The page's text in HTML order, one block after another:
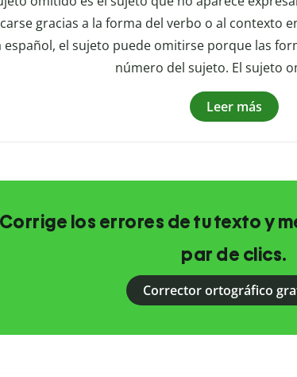
gracias a la forma del verbo o al contexto
español, el sujeto puede omitirse porque las
número del sujeto. El sujeto
Leer más
Corrige los errores de tu texto y
par de clics.
Corrector ortográfico